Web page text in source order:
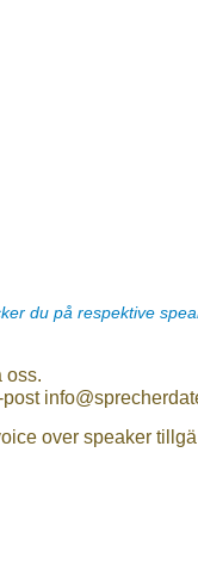
du på respektive
oss.
over speaker